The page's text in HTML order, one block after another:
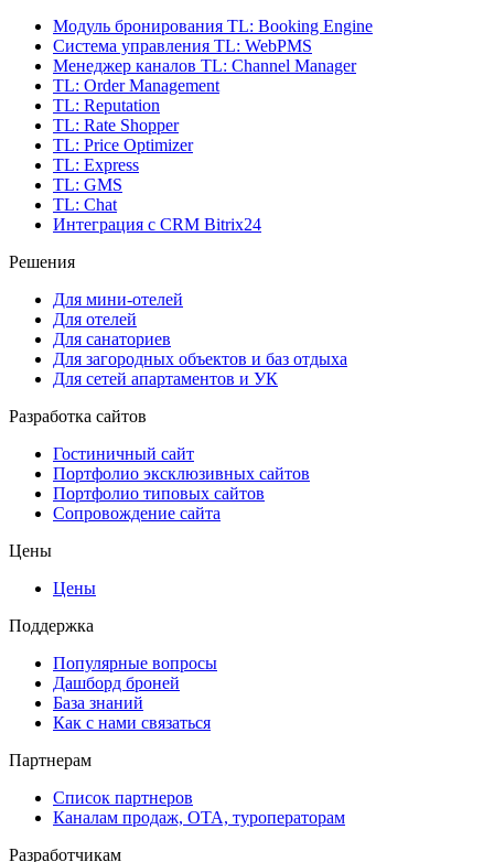
Модуль бронирования TL: Booking Engine
Система управления TL: WebPMS
Менеджер каналов TL: Channel Manager
TL: Order Management
TL: Reputation
TL: Rate Shopper
TL: Price Optimizer
TL: Express
TL: GMS
TL: Chat
Интеграция с CRM Bitrix24
Решения
Для мини-отелей
Для отелей
Для санаториев
Для загородных объектов и баз отдыха
Для сетей апартаментов и УК
Разработка сайтов
Гостиничный сайт
Портфолио эксклюзивных сайтов
Портфолио типовых сайтов
Сопровождение сайта
Цены
Цены
Поддержка
Популярные вопросы
Дашборд броней
База знаний
Как с нами связаться
Партнерам
Список партнеров
Каналам продаж, ОТА, туроператорам
Разработчикам